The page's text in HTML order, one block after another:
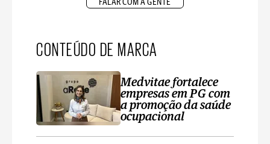
FALAR COM A GENTE
CONTEÚDO DE MARCA
Medvitae fortalece
empresas em PG com
a promoção da saúde
ocupacional